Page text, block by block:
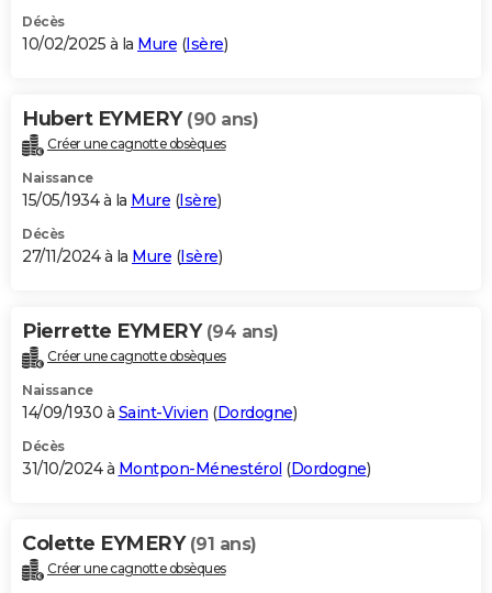
Décès
10/02/2025 à la Mure (Isère)
Hubert EYMERY (90 ans)
Créer une cagnotte obsèques
Naissance
15/05/1934 à la Mure (Isère)
Décès
27/11/2024 à la Mure (Isère)
Pierrette EYMERY (94 ans)
Créer une cagnotte obsèques
Naissance
14/09/1930 à Saint-Vivien (Dordogne)
Décès
31/10/2024 à Montpon-Ménestérol (Dordogne)
Colette EYMERY (91 ans)
Créer une cagnotte obsèques